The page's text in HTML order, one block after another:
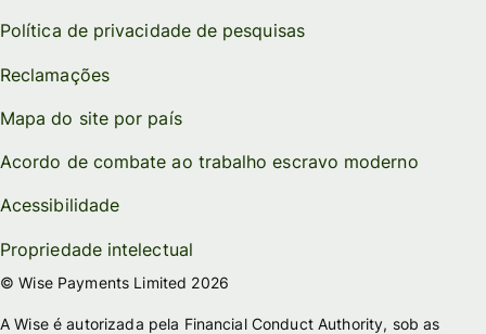
Política de privacidade de pesquisas
Reclamações
Mapa do site por país
Acordo de combate ao trabalho escravo moderno
Acessibilidade
Propriedade intelectual
© Wise Payments Limited 2026
A Wise é autorizada pela Financial Conduct Authority, sob as